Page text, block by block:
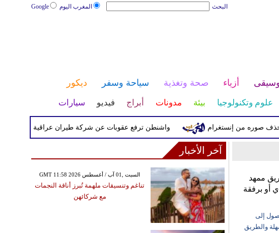
المغرب اليوم Google البحث
أزياء صحة وتغذية سياحة وسفر ديكور
علوم وتكنولوجيا بيئة مدونات أبراج فيديو سيارات
واشنطن ترفع عقوبات عن شركة طيران عراقية كانت مدرجة من إنستغرام
ممهد
أو برفقة
إلى
والطريق
آخر الأخبار
GMT 11:58 2026 السبت ,01 آب / أغسطس
تناغم وتنسيقات ملهمة تُبرز أناقة النجمات
مع شركائهن